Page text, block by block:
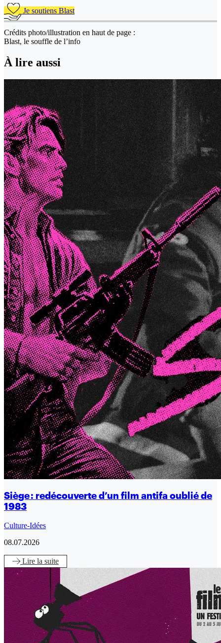
Je soutiens Blast
Crédits photo/illustration en haut de page :
Blast, le souffle de l’info
À lire aussi
Siège : redécouverte d’un film antifa oublié de
1983
Culture-Idées
08.07.2026
Lire la suite